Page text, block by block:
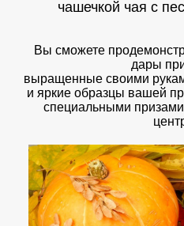
чашечкой чая с
Вы сможете
дары
выращенные своими
и яркие образцы вашей
специальными призами